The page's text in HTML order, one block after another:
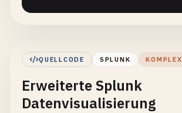
QUELLCODE SPLUNK KOMPLEX
Erweiterte Splunk
Datenvisualisierung